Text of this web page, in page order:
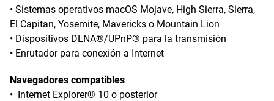
• Sistemas operativos macOS Mojave, High Sierra, Sierra,
El Capitan, Yosemite, Mavericks o Mountain Lion
• Dispositivos DLNA®/UPnP® para la transmisión
• Enrutador para conexión a Internet
Navegadores compatibles
• Internet Explorer® 10 o posterior